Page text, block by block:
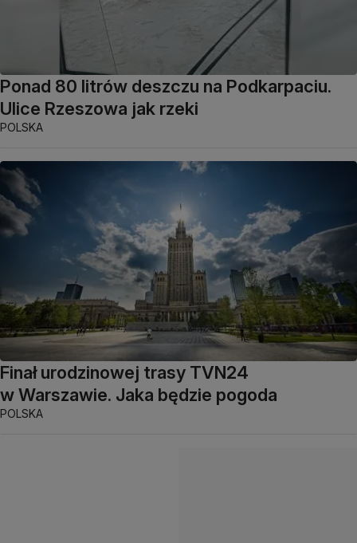
Ponad 80 litrów deszczu na Podkarpaciu.
Ulice Rzeszowa jak rzeki
POLSKA
Finał urodzinowej trasy TVN24
w Warszawie. Jaka będzie pogoda
POLSKA